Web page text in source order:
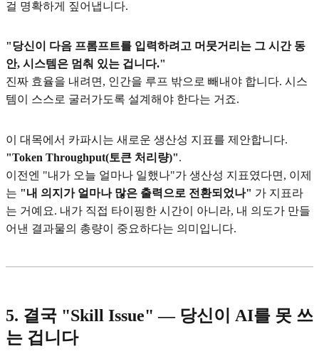
걸 명확하게 짚어냅니다.
"당신이 다음 프롬프트를 입력하려고 머뭇거리는 그 시간 동
안, 시스템은 멈춰 있는 겁니다."
진짜 효율을 내려면, 인간을 루프 밖으로 빼내야 합니다. 시스
템이 스스로 굴러가도록 설계해야 한다는 거죠.
이 대목에서 카파시는 새로운 생산성 지표를 제안합니다.
"Token Throughput(토큰 처리량)".
이전엔 "내가 오늘 얼마나 일했나"가 생산성 지표였다면, 이제
는 "내 의지가 얼마나 많은 출력으로 전환되었나" 가 지표라
는 거예요. 내가 직접 타이핑한 시간이 아니라, 내 의도가 만들
어낸 결과물의 총량이 중요하다는 의미입니다.
5. 결국 "Skill Issue" — 당신이 AI를 못 쓰
는 겁니다